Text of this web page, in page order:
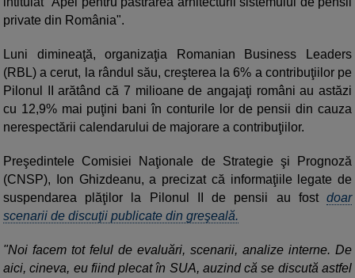
private din România".
Luni dimineaţă, organizaţia Romanian Business Leaders
(RBL) a cerut, la rândul său, creşterea la 6% a contribuţiilor pe
Pilonul II arătând că 7 milioane de angajaţi români au astăzi
cu 12,9% mai puţini bani în conturile lor de pensii din cauza
nerespectării calendarului de majorare a contribuţiilor.
Preşedintele Comisiei Naţionale de Strategie şi Prognoză
(CNSP), Ion Ghizdeanu, a precizat că informaţiile legate de
suspendarea plăţilor la Pilonul II de pensii au fost doar
scenarii de discuţii publicate din greşeală.
"Noi facem tot felul de evaluări, scenarii, analize interne. De
aici, cineva, eu fiind plecat în SUA, auzind că se discută astfel